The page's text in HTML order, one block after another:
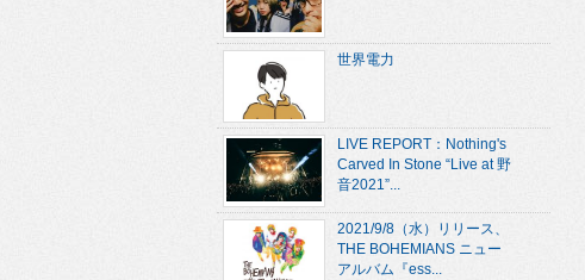
世界電力
LIVE REPORT：Nothing's
Carved In Stone “Live at 野
音2021”...
2021/9/8（水）リリース、
THE BOHEMIANS ニュー
アルバム『ess...